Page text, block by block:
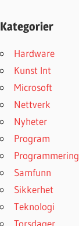
Kategorier
Hardware
Kunst Int
Microsoft
Nettverk
Nyheter
Program
Programmering
Samfunn
Sikkerhet
Teknologi
Torsdager